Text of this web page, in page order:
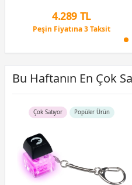
4.289 TL
Peşin Fiyatına 3 Taksit
Bu Haftanın En Çok
Çok Satıyor Popüler Ürün